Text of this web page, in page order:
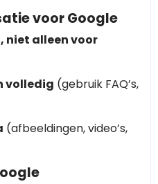
voor Google
niet alleen voor
volledig (gebruik FAQ’s,
(afbeeldingen, video’s,